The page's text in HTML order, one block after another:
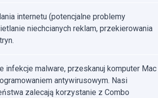
internetu (potencjalne problemy
niechcianych reklam, przekierowania
infekcje malware, przeskanuj komputer Mac
antywirusowym. Nasi
zalecają korzystanie z Combo